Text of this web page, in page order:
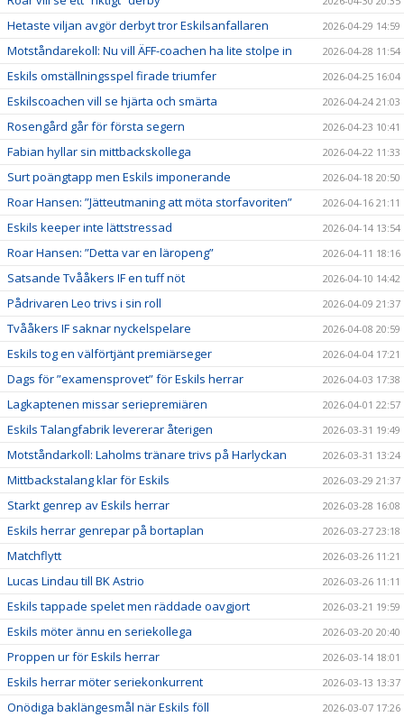
Hetaste viljan avgör derbyt tror Eskilsanfallaren 2026-04-29 14:59
Motståndarekoll: Nu vill ÄFF-coachen ha lite stolpe in 2026-04-28 11:54
Eskils omställningsspel firade triumfer 2026-04-25 16:04
Eskilscoachen vill se hjärta och smärta 2026-04-24 21:03
Rosengård går för första segern 2026-04-23 10:41
Fabian hyllar sin mittbackskollega 2026-04-22 11:33
Surt poängtapp men Eskils imponerande 2026-04-18 20:50
Roar Hansen: ”Jätteutmaning att möta storfavoriten” 2026-04-16 21:11
Eskils keeper inte lättstressad 2026-04-14 13:54
Roar Hansen: ”Detta var en läropeng” 2026-04-11 18:16
Satsande Tvååkers IF en tuff nöt 2026-04-10 14:42
Pådrivaren Leo trivs i sin roll 2026-04-09 21:37
Tvååkers IF saknar nyckelspelare 2026-04-08 20:59
Eskils tog en välförtjänt premiärseger 2026-04-04 17:21
Dags för ”examensprovet” för Eskils herrar 2026-04-03 17:38
Lagkaptenen missar seriepremiären 2026-04-01 22:57
Eskils Talangfabrik levererar återigen 2026-03-31 19:49
Motståndarkoll: Laholms tränare trivs på Harlyckan 2026-03-31 13:24
Mittbackstalang klar för Eskils 2026-03-29 21:37
Starkt genrep av Eskils herrar 2026-03-28 16:08
Eskils herrar genrepar på bortaplan 2026-03-27 23:18
Matchflytt 2026-03-26 11:21
Lucas Lindau till BK Astrio 2026-03-26 11:11
Eskils tappade spelet men räddade oavgjort 2026-03-21 19:59
Eskils möter ännu en seriekollega 2026-03-20 20:40
Proppen ur för Eskils herrar 2026-03-14 18:01
Eskils herrar möter seriekonkurrent 2026-03-13 13:37
Onödiga baklängesmål när Eskils föll 2026-03-07 17:26